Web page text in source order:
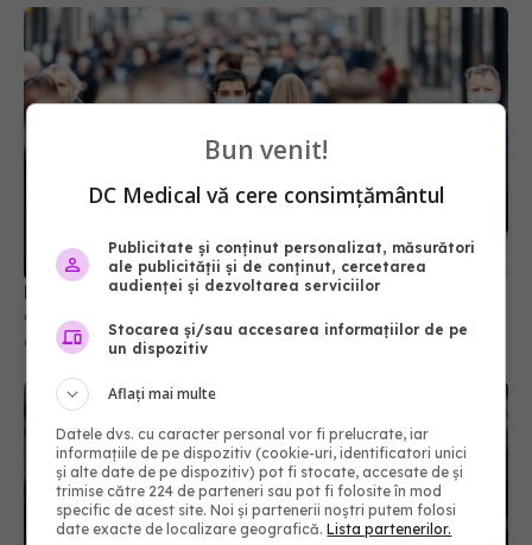
care dau peste cap previziunile specialiștilor
07 oct 2025, 16:23
Bun venit!
DC Medical vă cere consimțământul
Publicitate și conținut personalizat, măsurători
ale publicității și de conținut, cercetarea
audienței și dezvoltarea serviciilor
Stocarea și/sau accesarea informațiilor de pe
un dispozitiv
Aflați mai multe
Datele dvs. cu caracter personal vor fi prelucrate, iar
informațiile de pe dispozitiv (cookie-uri, identificatori unici
și alte date de pe dispozitiv) pot fi stocate, accesate de și
trimise către 224 de parteneri sau pot fi folosite în mod
specific de acest site. Noi și partenerii noștri putem folosi
date exacte de localizare geografică.Lista partenerilor.